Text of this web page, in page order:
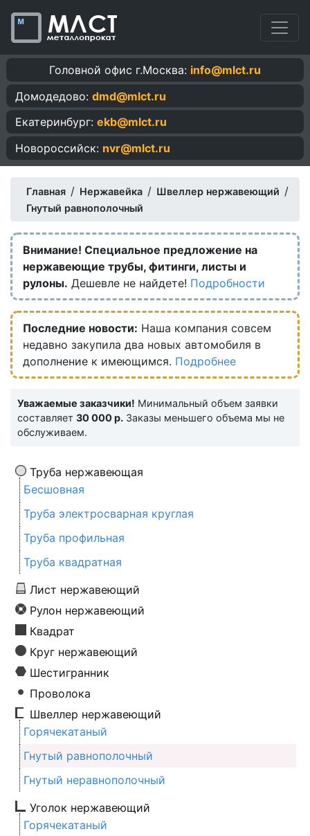
Головной офис г.Москва: info@mlct.ru
Домодедово: dmd@mlct.ru
Екатеринбург: ekb@mlct.ru
Новороссийск: nvr@mlct.ru
Главная / Нержавейка / Швеллер нержавеющий /
Гнутый равнополочный
Внимание! Специальное предложение на
нержавеющие трубы, фитинги, листы и
рулоны. Дешевле не найдете! Подробности
Последние новости: Наша компания совсем
недавно закупила два новых автомобиля в
дополнение к имеющимся. Подробнее
Уважаемые заказчики! Минимальный объем заявки
составляет 30 000 р. Заказы меньшего объема мы не
обслуживаем.
Труба нержавеющая
Бесшовная
Труба электросварная круглая
Труба профильная
Труба квадратная
Лист нержавеющий
Рулон нержавеющий
Квадрат
Круг нержавеющий
Шестигранник
Проволока
Швеллер нержавеющий
Горячекатаный
Гнутый равнополочный
Гнутый неравнополочный
Уголок нержавеющий
Горячекатаный